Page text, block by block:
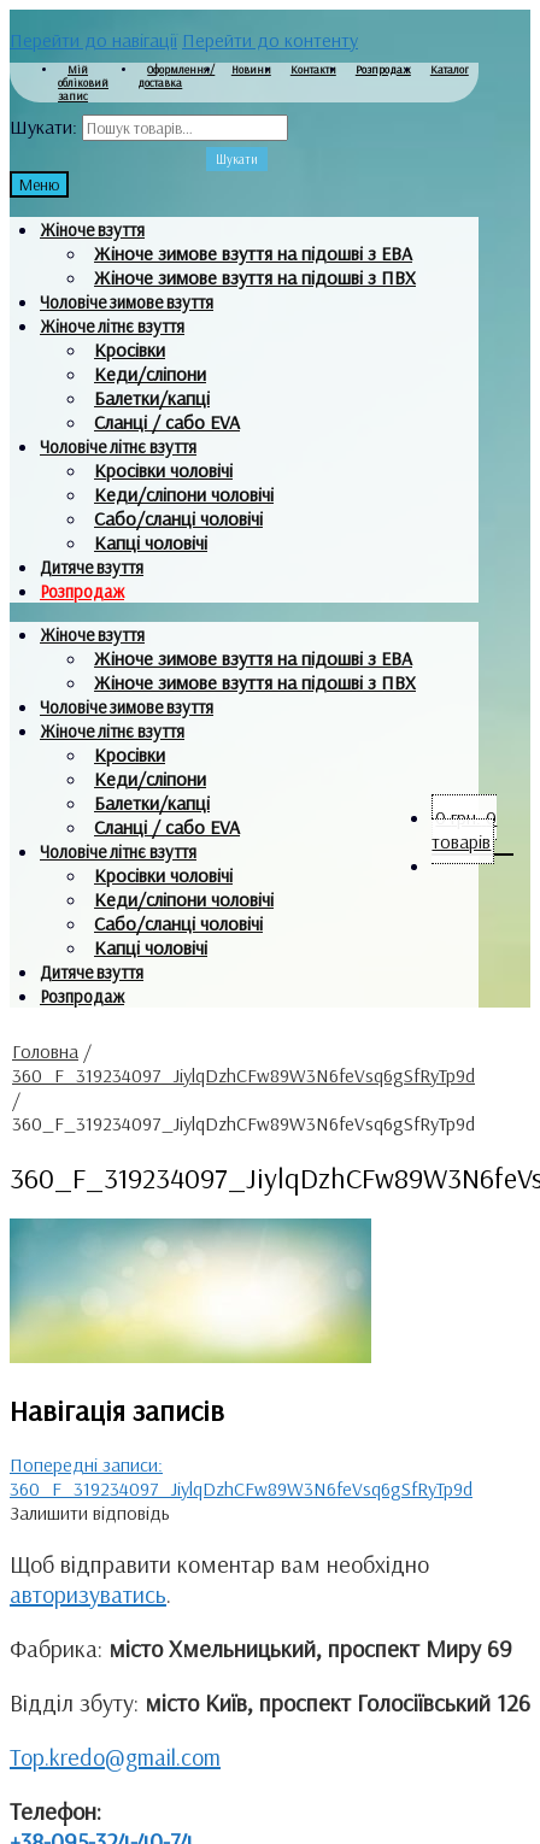
Перейти до навігації Перейти до контенту
Мій
обліковий
запис
Оформлення/
доставка
Новини Контакти Розпродаж Каталог
Шукати:
Шукати
Меню
Жіноче взуття
Жіноче зимове взуття на підошві з ЕВА
Жіноче зимове взуття на підошві з ПВХ
Чоловіче зимове взуття
Жіноче літнє взуття
Кросівки
Кеди/сліпони
Балетки/капці
Сланці / сабо EVA
Чоловіче літнє взуття
Кросівки чоловічі
Кеди/сліпони чоловічі
Сабо/сланці чоловічі
Капці чоловічі
Дитяче взуття
Розпродаж
Жіноче взуття
Жіноче зимове взуття на підошві з ЕВА
Жіноче зимове взуття на підошві з ПВХ
Чоловіче зимове взуття
Жіноче літнє взуття
Кросівки
Кеди/сліпони
Балетки/капці
Сланці / сабо EVA
Чоловіче літнє взуття
Кросівки чоловічі
Кеди/сліпони чоловічі
Сабо/сланці чоловічі
Капці чоловічі
Дитяче взуття
Розпродаж
0грн. 0
товарів
Головна /
360_F_319234097_JiylqDzhCFw89W3N6feVsq6gSfRyTp9d
/
360_F_319234097_JiylqDzhCFw89W3N6feVsq6gSfRyTp9d
Навігація записів
Попередні записи:
360_F_319234097_JiylqDzhCFw89W3N6feVsq6gSfRyTp9d
Залишити відповідь
Щоб відправити коментар вам необхідно
авторизуватись.
Фабрика: місто Хмельницький, проспект Миру 69
Відділ збуту: місто Київ, проспект Голосіївський 126
Top.kredo@gmail.com
Телефон: